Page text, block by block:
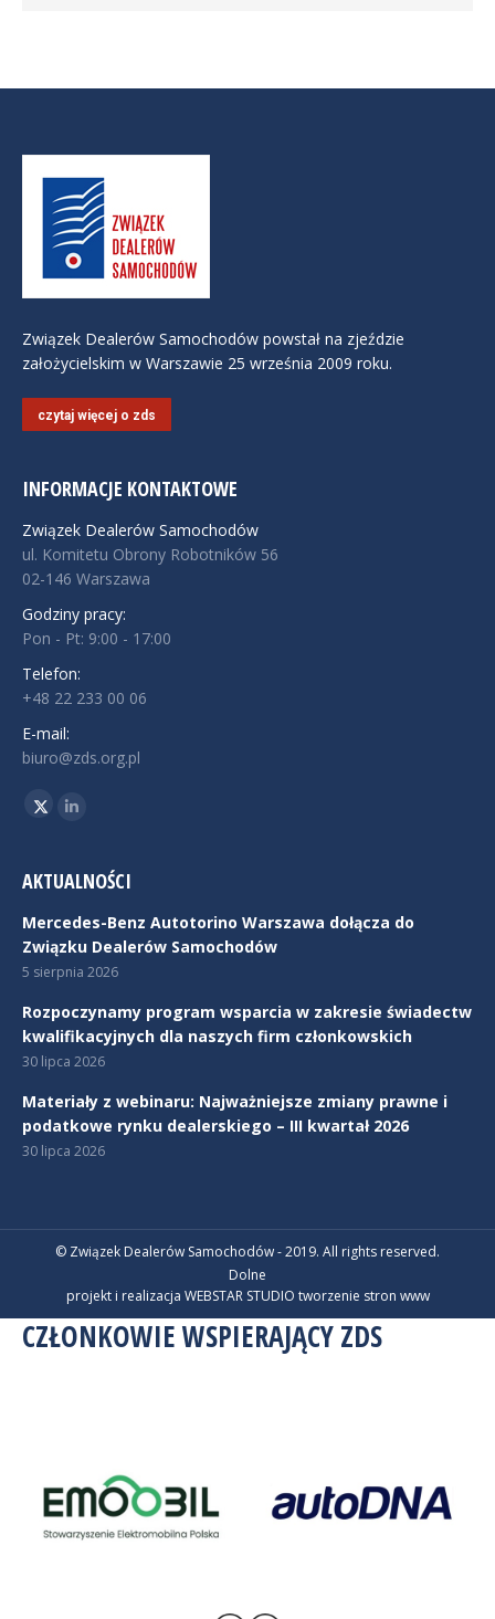
Związek Dealerów Samochodów powstał na zjeździe
założycielskim w Warszawie 25 września 2009 roku.
czytaj więcej o zds
INFORMACJE KONTAKTOWE
Związek Dealerów Samochodów
ul. Komitetu Obrony Robotników 56
02-146 Warszawa
Godziny pracy:
Pon - Pt: 9:00 - 17:00
Telefon:
+48 22 233 00 06
E-mail:
biuro@zds.org.pl
Znajdź nas na:
TwitterLinkedin
AKTUALNOŚCI
Mercedes-Benz Autotorino Warszawa dołącza do
Związku Dealerów Samochodów
5 sierpnia 2026
Rozpoczynamy program wsparcia w zakresie świadectw
kwalifikacyjnych dla naszych firm członkowskich
30 lipca 2026
Materiały z webinaru: Najważniejsze zmiany prawne i
podatkowe rynku dealerskiego – III kwartał 2026
30 lipca 2026
© Związek Dealerów Samochodów - 2019. All rights reserved.
Dolne
projekt i realizacja WEBSTAR STUDIO tworzenie stron www
CZŁONKOWIE WSPIERAJĄCY ZDS